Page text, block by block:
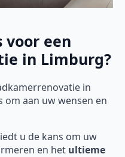
voor een
in Limburg?
in
om aan uw wensen en
u de kans om uw
en het ultieme